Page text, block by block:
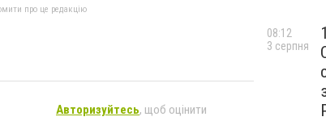
про це редакцію
Авторизуйтесь, щоб оцінити
08:12
3 серпня